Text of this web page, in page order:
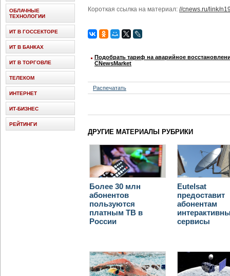
Короткая ссылка на материал: //cnews.ru/link/
Подобрать тариф на аварийное
CNewsMarket
Распечатать
ДРУГИЕ МАТЕРИАЛЫ РУБРИКИ
Более 30 млн
абонентов
пользуются
платным ТВ в
России
Eutelsat
предоставит
абонентам
сервисы
ОБЛАЧНЫЕ
ТЕХНОЛОГИИ
ИТ В ГОССЕКТОРЕ
ИТ В БАНКАХ
ИТ В ТОРГОВЛЕ
ТЕЛЕКОМ
ИНТЕРНЕТ
ИТ-БИЗНЕС
РЕЙТИНГИ